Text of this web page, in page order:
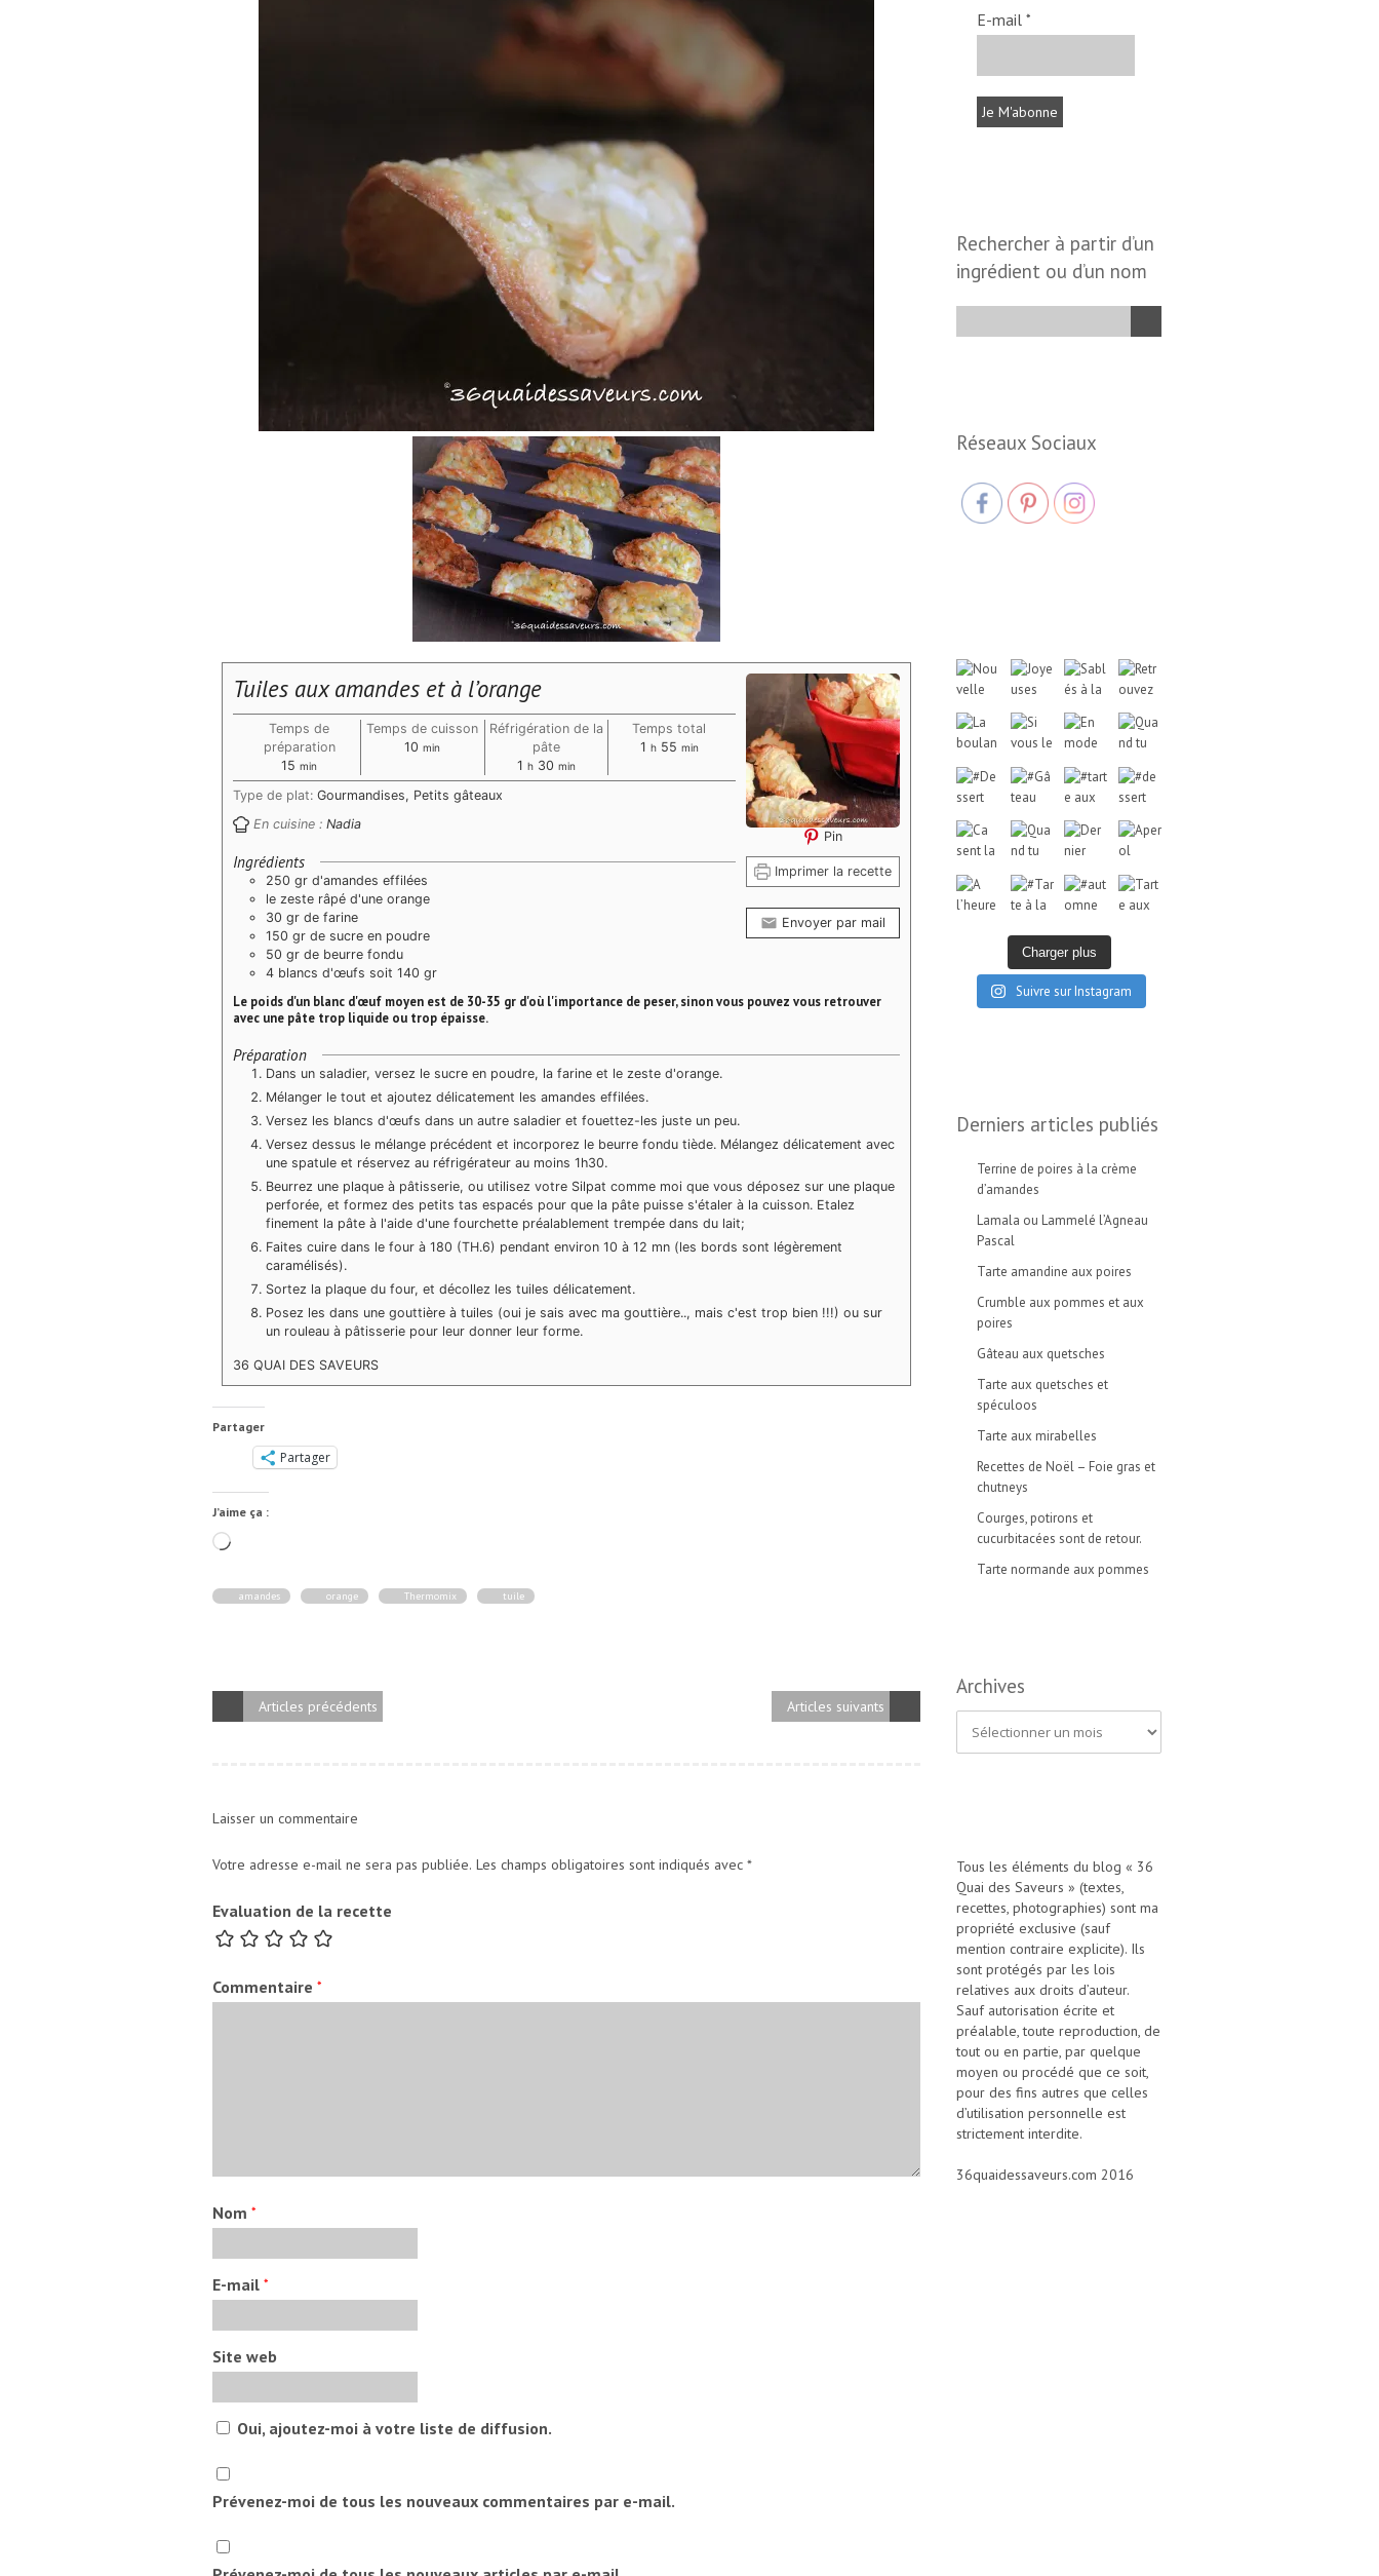
Pin
Imprimer la recette
Envoyer par mail
Tuiles aux amandes et à l’orange
Temps de
préparation
15 minutes
min
Temps de cuisson
10 minutes
min
Réfrigération de la
pâte
1heure
h 30minutes
min
Temps total
1heure
h 55minutes
min
Type de plat: Gourmandises, Petits gâteaux
En cuisine :Nadia
Ingrédients
250 gr d'amandes effilées
le zeste râpé d'une orange
30 gr de farine
150 gr de sucre en poudre
50 gr de beurre fondu
4 blancs d'œufs soit 140 gr
Le poids d'un blanc d'œuf moyen est de 30-35 gr d'où l'importance de peser, sinon vous pouvez vous retrouver
avec une pâte trop liquide ou trop épaisse.
Préparation
Dans un saladier, versez le sucre en poudre, la farine et le zeste d'orange.
Mélanger le tout et ajoutez délicatement les amandes effilées.
Versez les blancs d'œufs dans un autre saladier et fouettez-les juste un peu.
Versez dessus le mélange précédent et incorporez le beurre fondu tiède. Mélangez délicatement avec
une spatule et réservez au réfrigérateur au moins 1h30.
Beurrez une plaque à pâtisserie, ou utilisez votre Silpat comme moi que vous déposez sur une plaque
perforée, et formez des petits tas espacés pour que la pâte puisse s'étaler à la cuisson. Etalez
finement la pâte à l'aide d'une fourchette préalablement trempée dans du lait;
Faites cuire dans le four à 180 (TH.6) pendant environ 10 à 12 mn (les bords sont légèrement
caramélisés).
Sortez la plaque du four, et décollez les tuiles délicatement.
Posez les dans une gouttière à tuiles (oui je sais avec ma gouttière.., mais c'est trop bien !!!) ou sur
un rouleau à pâtisserie pour leur donner leur forme.
36 QUAI DES SAVEURS
Partager
Partager
J’aime ça :
Chargement…
amandes orange Thermomix tuile
Articles suivants
Articles précédents
Laisser un commentaire
Votre adresse e-mail ne sera pas publiée. Les champs obligatoires sont indiqués avec *
Evaluation de la recette
Commentaire *
Nom *
E-mail *
Site web
Oui, ajoutez-moi à votre liste de diffusion.
Prévenez-moi de tous les nouveaux commentaires par e-mail.
E-mail*
Rechercher à partir d’un
ingrédient ou d’un nom
Réseaux Sociaux
Charger plus
Suivre sur Instagram
Derniers articles publiés
Terrine de poires à la crème
d’amandes
Lamala ou Lammelé l’Agneau
Pascal
Tarte amandine aux poires
Crumble aux pommes et aux
poires
Gâteau aux quetsches
Tarte aux quetsches et
spéculoos
Tarte aux mirabelles
Recettes de Noël – Foie gras et
chutneys
Courges, potirons et
cucurbitacées sont de retour.
Tarte normande aux pommes
Archives
A
v
s
Tous les éléments du blog « 36
Quai des Saveurs » (textes,
recettes, photographies) sont ma
propriété exclusive (sauf
mention contraire explicite). Ils
sont protégés par les lois
relatives aux droits d’auteur.
Sauf autorisation écrite et
préalable, toute reproduction, de
tout ou en partie, par quelque
moyen ou procédé que ce soit,
pour des fins autres que celles
d’utilisation personnelle est
strictement interdite.
36quaidessaveurs.com 2016